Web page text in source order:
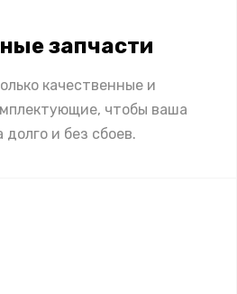
запчасти
качественные и
чтобы ваша
и без сбоев.